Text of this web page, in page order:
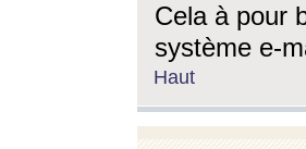
Cela à pour
système e-
Haut